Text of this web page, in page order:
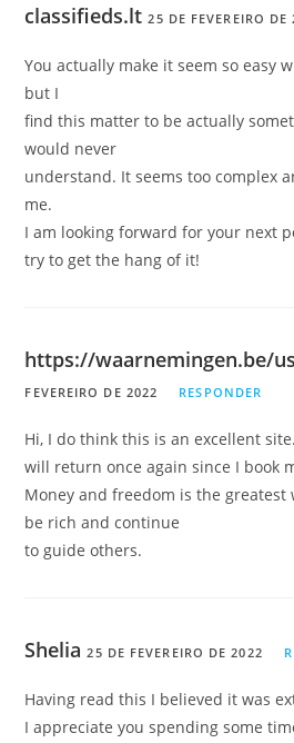
classifieds.lt 25 DE FEVEREIRO DE
You actually make it seem so easy
but I
find this matter to be actually
would never
understand. It seems too complex
me.
I am looking forward for your next
try to get the hang of it!
https://waarnemingen.be/
FEVEREIRO DE 2022
RESPONDER
Hi, I do think this is an excellent
will return once again since I book
Money and freedom is the greatest
be rich and continue
to guide others.
Shelia 25 DE FEVEREIRO DE 2022
Having read this I believed it was
I appreciate you spending some